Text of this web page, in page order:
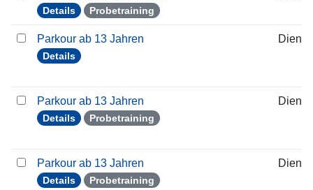
Details Probetraining
Parkour ab 13 Jahren
Details
Parkour ab 13 Jahren
Details Probetraining
Parkour ab 13 Jahren
Details Probetraining